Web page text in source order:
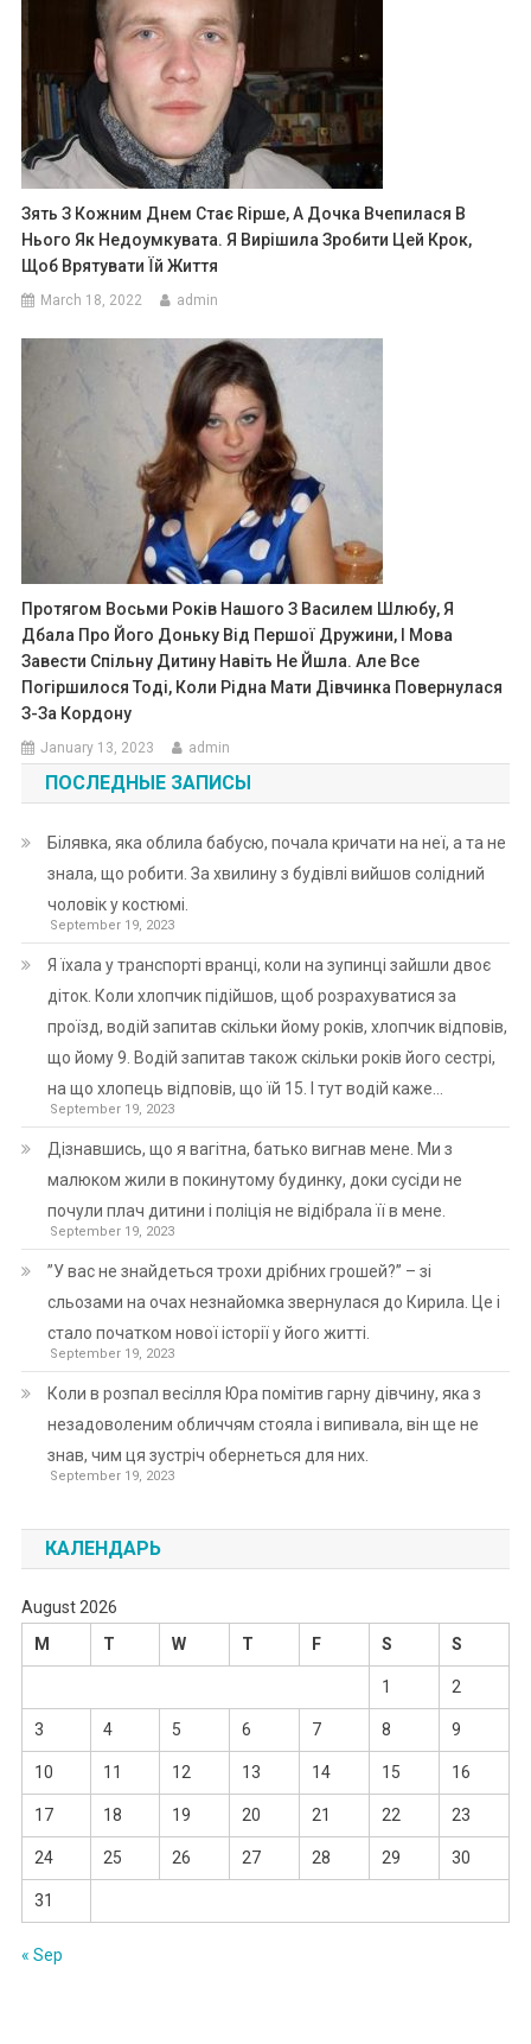
Зять З Кожним Днем Стає Rірше, А Дочка Вчепилася В
Нього Як Недоумкувата. Я Вирішила Зробити Цей Крок,
Щоб Врятувати Їй Життя
March 18, 2022 admin
Протягом Восьми Років Нашого З Василем Шлюбу, Я
Дбала Про Його Доньку Від Першої Дружини, І Мова
Завести Спільну Дитину Навіть Не Йшла. Але Все
Погіршилося Тоді, Коли Рідна Мати Дівчинка Повернулася
З-За Кордону
January 13, 2023 admin
ПОСЛЕДНЫЕ ЗАПИСЫ
Білявка, яка облила бабусю, почала кричати на неї, а та не
знала, що робити. За хвилину з будівлі вийшов солідний
чоловік у костюмі.
September 19, 2023
Я їхала у транспорті вранці, коли на зупинці зайшли двоє
діток. Коли хлопчик підійшов, щоб розрахуватися за
проїзд, водій запитав скільки йому років, хлопчик відповів,
що йому 9. Водій запитав також скільки років його сестрі,
на що хлопець відповів, що їй 15. І тут водій каже…
September 19, 2023
Дізнавшись, що я вагітна, батько вигнав мене. Ми з
малюком жили в покинутому будинку, доки сусіди не
почули плач дитини і поліція не відібрала її в мене.
September 19, 2023
”У вас не знайдеться трохи дрібних грошей?” – зі
сльозами на очах незнайомка звернулася до Кирила. Це і
стало початком нової історії у його житті.
September 19, 2023
Коли в розпал весілля Юра помітив гарну дівчину, яка з
незадоволеним обличчям стояла і випивала, він ще не
знав, чим ця зустріч обернеться для них.
September 19, 2023
КАЛЕНДАРЬ
August 2026
M
T W T F S S
1 2
3 4 5 6 7 8 9
10 11 12 13 14 15 16
17 18 19 20 21 22 23
24 25 26 27 28 29 30
31
« Sep